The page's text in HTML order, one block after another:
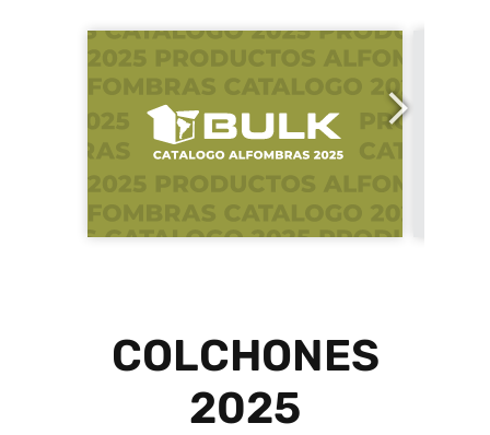
COLCHONES
2025